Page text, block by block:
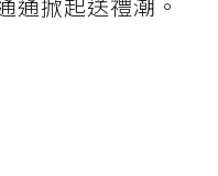
通掀起送禮潮。